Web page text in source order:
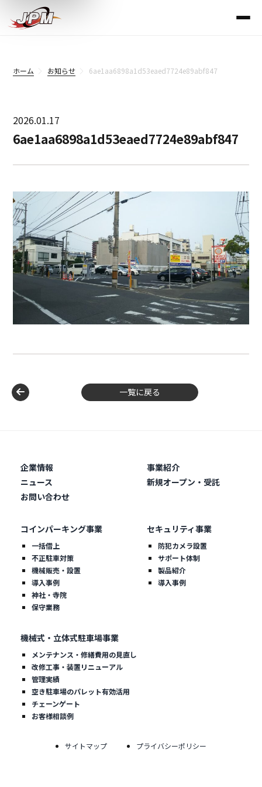
ホーム お知らせ 6ae1aa6898a1d53eaed7724e89abf847
2026.01.17
6ae1aa6898a1d53eaed7724e89abf847
一覧に戻る
企業情報
事業紹介
ニュース
新規オープン・受託
お問い合わせ
コインパーキング事業
一括借上
不正駐車対策
機械販売・設置
導入事例
神社・寺院
保守業務
セキュリティ事業
防犯カメラ設置
サポート体制
製品紹介
導入事例
機械式・立体式駐車場事業
メンテナンス・修繕費用の見直し
改修工事・装置リニューアル
管理実績
空き駐車場のパレット有効活用
チェーンゲート
お客様相談例
サイトマップ プライバシーポリシー